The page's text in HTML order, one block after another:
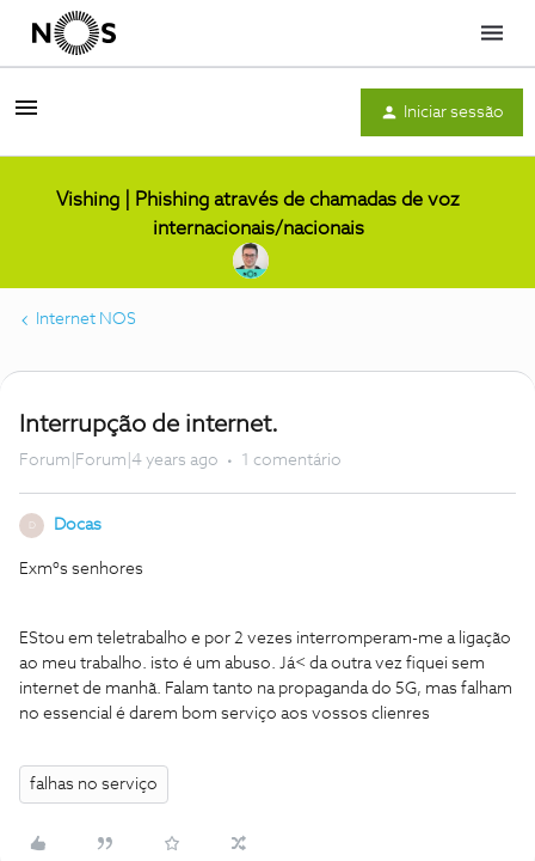
Menu
Iniciar sessão
Vishing | Phishing através de chamadas de voz
internacionais/nacionais
Internet NOS
Interrupção de internet.
Forum|Forum|4 years ago 1 comentário
D Docas
Exmºs senhores
EStou em teletrabalho e por 2 vezes interromperam-me a ligação
ao meu trabalho. isto é um abuso. Já< da outra vez fiquei sem
internet de manhã. Falam tanto na propaganda do 5G, mas falham
no essencial é darem bom serviço aos vossos clienres
falhas no serviço